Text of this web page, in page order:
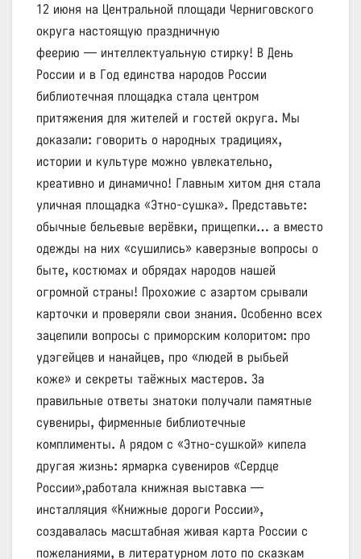
12 июня на Центральной площади Черниговского
округа настоящую праздничную
феерию — интеллектуальную стирку! В День
России и в Год единства народов России
библиотечная площадка стала центром
притяжения для жителей и гостей округа. Мы
доказали: говорить о народных традициях,
истории и культуре можно увлекательно,
креативно и динамично! Главным хитом дня стала
уличная площадка «Этно‑сушка». Представьте:
обычные бельевые верёвки, прищепки… а вместо
одежды на них «сушились» каверзные вопросы о
быте, костюмах и обрядах народов нашей
огромной страны! Прохожие с азартом срывали
карточки и проверяли свои знания. Особенно всех
зацепили вопросы с приморским колоритом: про
удэгейцев и нанайцев, про «людей в рыбьей
коже» и секреты таёжных мастеров. За
правильные ответы знатоки получали памятные
сувениры, фирменные библиотечные
комплименты. А рядом с «Этно‑сушкой» кипела
другая жизнь: ярмарка сувениров «Сердце
России»,работала книжная выставка —
инсталляция «Книжные дороги России»,
создавалась масштабная живая карта России с
пожеланиями, в литературном лото по сказкам